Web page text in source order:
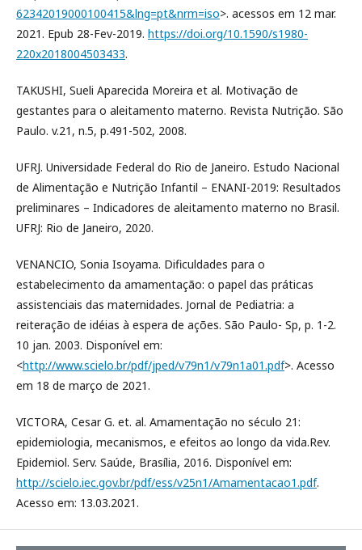
62342019000100415&lng=pt&nrm=iso>. acessos em 12 mar.
2021. Epub 28-Fev-2019. https://doi.org/10.1590/s1980-
220x2018004503433.
TAKUSHI, Sueli Aparecida Moreira et al. Motivação de
gestantes para o aleitamento materno. Revista Nutrição. São
Paulo. v.21, n.5, p.491-502, 2008.
UFRJ. Universidade Federal do Rio de Janeiro. Estudo Nacional
de Alimentação e Nutrição Infantil – ENANI-2019: Resultados
preliminares – Indicadores de aleitamento materno no Brasil.
UFRJ: Rio de Janeiro, 2020.
VENANCIO, Sonia Isoyama. Dificuldades para o
estabelecimento da amamentação: o papel das práticas
assistenciais das maternidades. Jornal de Pediatria: a
reiteração de idéias à espera de ações. São Paulo- Sp, p. 1-2.
10 jan. 2003. Disponível em:
<http://www.scielo.br/pdf/jped/v79n1/v79n1a01.pdf>. Acesso
em 18 de março de 2021.
VICTORA, Cesar G. et. al. Amamentação no século 21:
epidemiologia, mecanismos, e efeitos ao longo da vida.Rev.
Epidemiol. Serv. Saúde, Brasília, 2016. Disponível em:
http://scielo.iec.gov.br/pdf/ess/v25n1/Amamentacao1.pdf.
Acesso em: 13.03.2021.